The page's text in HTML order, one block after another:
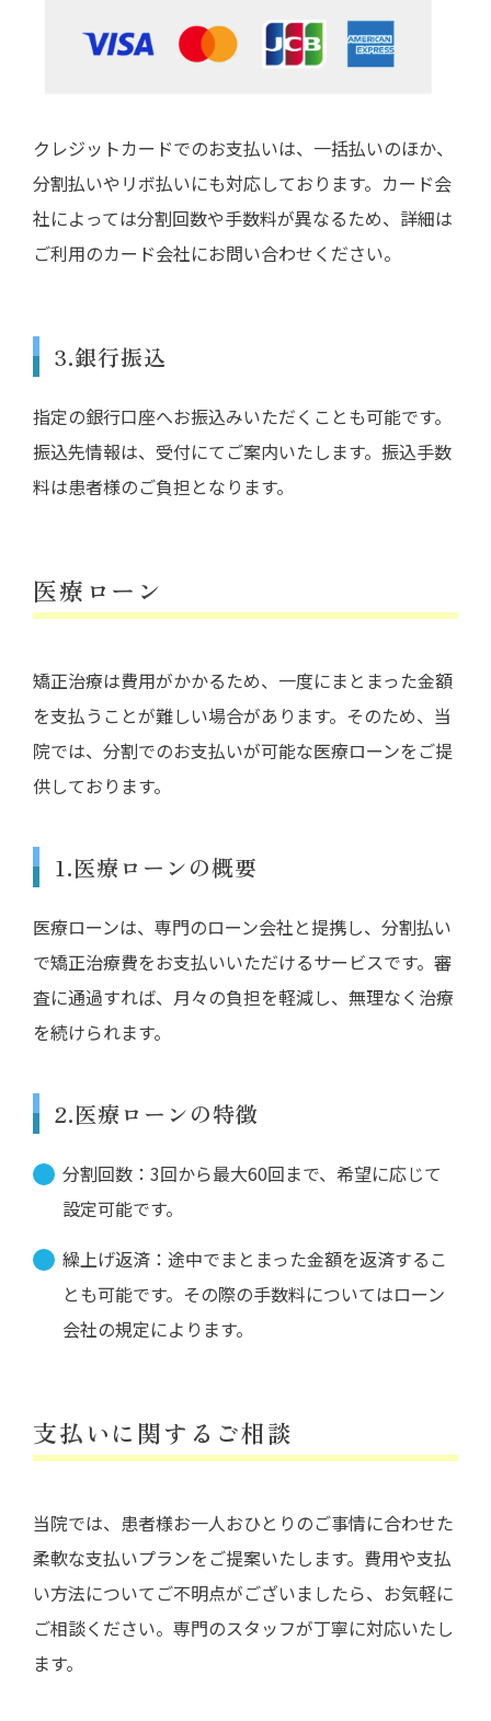
クレジットカードでのお支払いは、一括払いのほか、
分割払いやリボ払いにも対応しております。カード会
社によっては分割回数や手数料が異なるため、詳細は
ご利用のカード会社にお問い合わせください。
3.銀行振込
指定の銀行口座へお振込みいただくことも可能です。
振込先情報は、受付にてご案内いたします。振込手数
料は患者様のご負担となります。
医療ローン
矯正治療は費用がかかるため、一度にまとまった金額
を支払うことが難しい場合があります。そのため、当
院では、分割でのお支払いが可能な医療ローンをご提
供しております。
1.医療ローンの概要
医療ローンは、専門のローン会社と提携し、分割払い
で矯正治療費をお支払いいただけるサービスです。審
査に通過すれば、月々の負担を軽減し、無理なく治療
を続けられます。
2.医療ローンの特徴
分割回数：3回から最大60回まで、希望に応じて
設定可能です。
繰上げ返済：途中でまとまった金額を返済するこ
とも可能です。その際の手数料についてはローン
会社の規定によります。
支払いに関するご相談
当院では、患者様お一人おひとりのご事情に合わせた
柔軟な支払いプランをご提案いたします。費用や支払
い方法についてご不明点がございましたら、お気軽に
ご相談ください。専門のスタッフが丁寧に対応いたし
ます。